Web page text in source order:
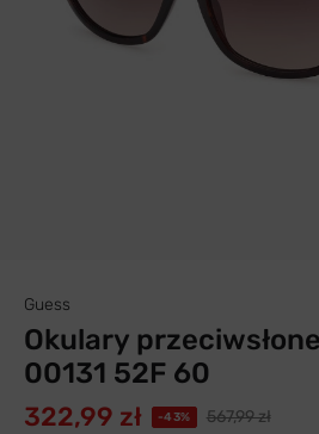
Guess
Okulary
00131 52F 60
322,99 zł -43%
567,99 zł